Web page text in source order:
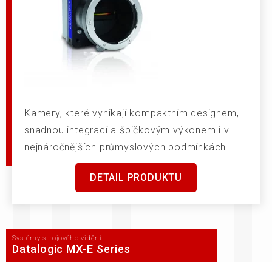
Kamery, které vynikají kompaktním designem,
snadnou integrací a špičkovým výkonem i v
nejnáročnějších průmyslových podmínkách.
DETAIL PRODUKTU
Systémy strojového vidění
Datalogic MX-E Series